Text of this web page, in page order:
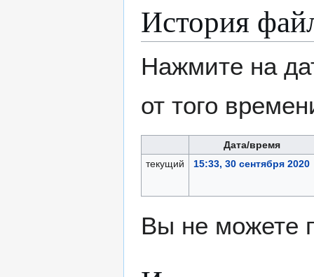
История
Нажмите на
от того
Дата/время
текущий
15:33, 30 сентября 2020
Вы не можете